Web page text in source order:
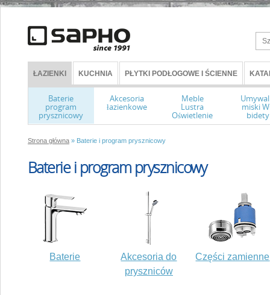
ŁAZIENKI KUCHNIA PŁYTKI PODŁOGOWE I ŚCIENNE
Baterie
program
prysznicowy
Akcesoria
łazienkowe
Meble
Lustra
Oświetlenie
miski
bidety
Strona główna » Baterie i program prysznicowy
Baterie i program prysznicowy
Baterie
Akcesoria do
pryszniców
Części zamienne